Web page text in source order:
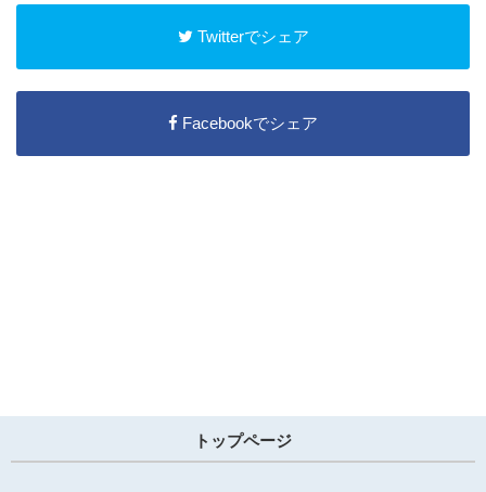
Twitterでシェア
Facebookでシェア
トップページ